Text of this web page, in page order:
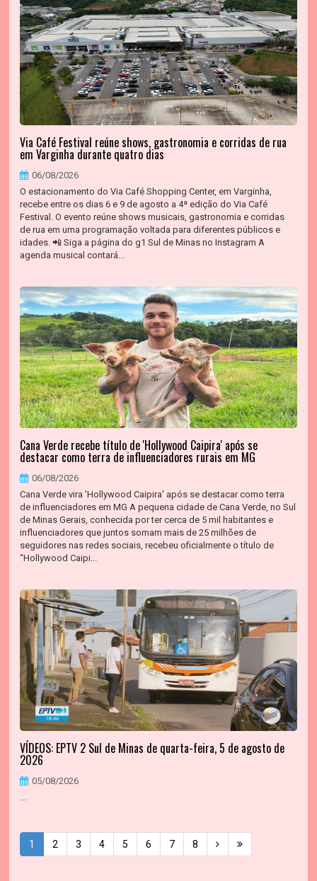
Via Café Festival reúne shows, gastronomia e corridas de rua
em Varginha durante quatro dias
06/08/2026
O estacionamento do Via Café Shopping Center, em Varginha,
recebe entre os dias 6 e 9 de agosto a 4ª edição do Via Café
Festival. O evento reúne shows musicais, gastronomia e corridas
de rua em uma programação voltada para diferentes públicos e
idades. 📲 Siga a página do g1 Sul de Minas no Instagram A
agenda musical contará...
Cana Verde recebe título de 'Hollywood Caipira' após se
destacar como terra de influenciadores rurais em MG
06/08/2026
Cana Verde vira 'Hollywood Caipira' após se destacar como terra
de influenciadores em MG A pequena cidade de Cana Verde, no Sul
de Minas Gerais, conhecida por ter cerca de 5 mil habitantes e
influenciadores que juntos somam mais de 25 milhões de
seguidores nas redes sociais, recebeu oficialmente o título de
“Hollywood Caipi...
VÍDEOS: EPTV 2 Sul de Minas de quarta-feira, 5 de agosto de
2026
05/08/2026
...
1 2 3 4 5 6 7 8